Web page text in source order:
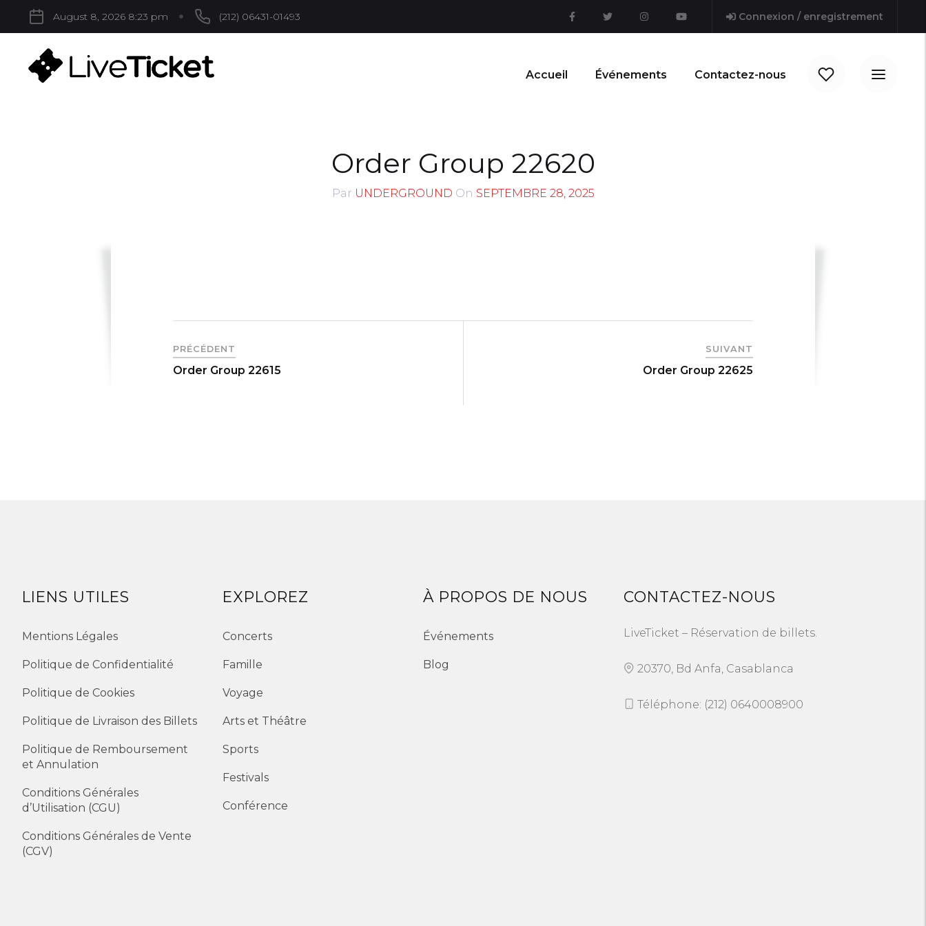
August 8, 2026 8:23 pm (212) 06431-01493 Connexion / enregistrement
Accueil Événements Contactez-nous
Order Group 22620
Par UNDERGROUND On SEPTEMBRE 28, 2025
PRÉCÉDENT
Order Group 22615
SUIVANT
Order Group 22625
LIENS UTILES
Mentions Légales
Politique de Confidentialité
Politique de Cookies
Politique de Livraison des Billets
Politique de Remboursement
et Annulation
Conditions Générales
d’Utilisation (CGU)
Conditions Générales de Vente
(CGV)
EXPLOREZ
Concerts
Famille
Voyage
Arts et Théâtre
Sports
Festivals
Conférence
À PROPOS DE NOUS
Événements
Blog
CONTACTEZ-NOUS
LiveTicket – Réservation de billets.
20370, Bd Anfa, Casablanca
Téléphone: (212) 0640008900